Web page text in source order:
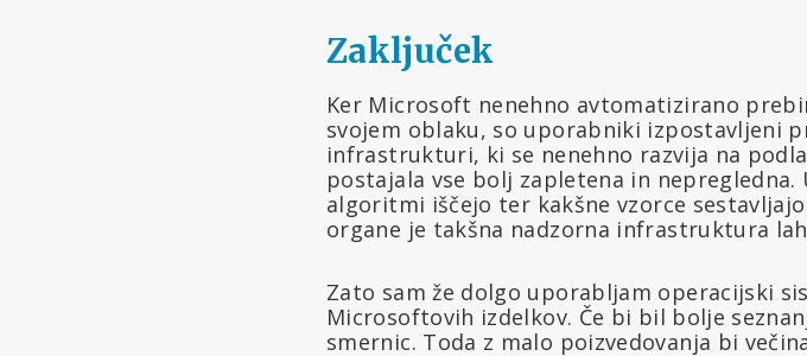
Zaključek
Ker Microsoft nenehno avtomatizirano
svojem oblaku, so uporabniki izpostavljeni
infrastrukturi, ki se nenehno razvija na
postajala vse bolj zapletena in
algoritmi iščejo ter kakšne vzorce
organe je takšna nadzorna infrastruktura
Zato sam že dolgo uporabljam operacijski
Microsoftovih izdelkov. Če bi bil bolje
smernic. Toda z malo poizvedovanja bi